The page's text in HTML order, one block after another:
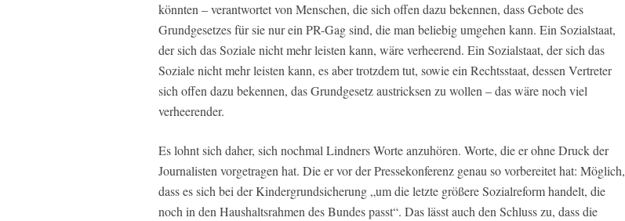
könnten – verantwortet von Menschen, die sich offen dazu bekennen, dass Gebote des
Grundgesetzes für sie nur ein PR-Gag sind, die man beliebig umgehen kann. Ein Sozialstaat,
der sich das Soziale nicht mehr leisten kann, wäre verheerend. Ein Sozialstaat, der sich das
Soziale nicht mehr leisten kann, es aber trotzdem tut, sowie ein Rechtsstaat, dessen Vertreter
sich offen dazu bekennen, das Grundgesetz austricksen zu wollen – das wäre noch viel
verheerender.
Es lohnt sich daher, sich nochmal Lindners Worte anzuhören. Worte, die er ohne Druck der
Journalisten vorgetragen hat. Die er vor der Pressekonferenz genau so vorbereitet hat: Möglich,
dass es sich bei der Kindergrundsicherung „um die letzte größere Sozialreform handelt, die
noch in den Haushaltsrahmen des Bundes passt“. Das lässt auch den Schluss zu, dass die